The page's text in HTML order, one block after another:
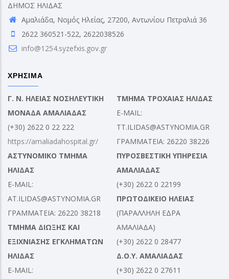
ΔΗΜΟΣ ΗΛΙΔΑΣ
Αμαλιάδα, Νομός Ηλείας, 27200, Αντωνίου Πετραλιά 36
2622 360521-522, 2622038526
info@1254.syzefxis.gov.gr
ΧΡΗΣΙΜΑ
Γ. Ν. ΗΛΕΙΑΣ ΝΟΣΗΛΕΥΤΙΚΗ
ΜΟΝΑΔΑ ΑΜΑΛΙΑΔΑΣ
(+30) 2622 0 22 222
https://amaliadahospital.gr/
ΑΣΤΥΝΟΜΙΚΟ ΤΜΗΜΑ
ΗΛΙΔΑΣ
E-MAIL:
AT.ILIDAS@ASTYNOMIA.GR
ΓΡΑΜΜΑΤΕΙΑ: 26220 38218
ΤΜΗΜΑ ΔΙΩΞΗΣ ΚΑΙ
ΕΞΙΧΝΙΑΣΗΣ ΕΓΚΛΗΜΑΤΩΝ
ΗΛΙΔΑΣ
E-MAIL:
ΤΜΗΜΑ ΤΡΟΧΑΙΑΣ ΗΛΙΔΑΣ
E-MAIL:
TT.ILIDAS@ASTYNOMIA.GR
ΓΡΑΜΜΑΤΕΙΑ: 26220 38226
ΠΥΡΟΣΒΕΣΤΙΚΗ ΥΠΗΡΕΣΙΑ
ΑΜΑΛΙΑΔΑΣ
(+30) 2622 0 22199
ΠΡΩΤΟΔΙΚΕΙΟ ΗΛΕΙΑΣ
(ΠΑΡΑΛΛΗΛΗ ΕΔΡΑ
ΑΜΑΛΙΑΔΑ)
(+30) 2622 0 28477
Δ.Ο.Υ. ΑΜΑΛΙΑΔΑΣ
(+30) 2622 0 27611